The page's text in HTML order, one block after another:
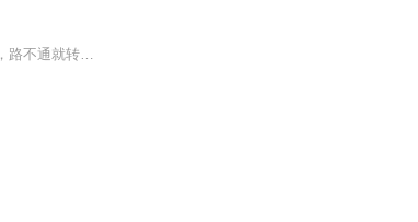
没有谁可以回到过去，但谁都可以从现在开始；万事尽心尽力，积极是为了生活，生活不过是见招拆招，路不通就转弯，心不悦就看淡。。。所有籍籍无名的日子里，我从未看轻自己半分；与事与人做到仁至义尽就好，真诚如果开不了花，那就让它长满荆棘吧！